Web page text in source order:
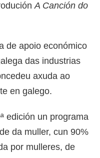
A Canción do
de apoio económico
das industrias
axuda ao
en galego.
edición un programa
da muller, cun 90%
por mulleres, de